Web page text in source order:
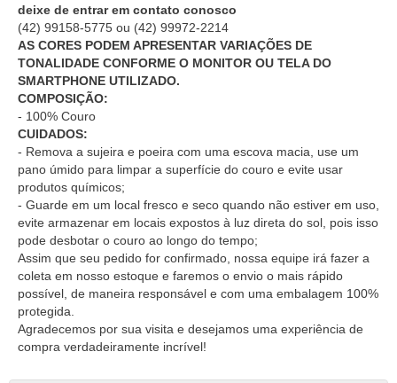
deixe de entrar em contato conosco
(42) 99158-5775 ou (42) 99972-2214
AS CORES PODEM APRESENTAR VARIAÇÕES DE
TONALIDADE CONFORME O MONITOR OU TELA DO
SMARTPHONE UTILIZADO.
COMPOSIÇÃO:
- 100% Couro
CUIDADOS:
- Remova a sujeira e poeira com uma escova macia, use um
pano úmido para limpar a superfície do couro e evite usar
produtos químicos;
- Guarde em um local fresco e seco quando não estiver em uso,
evite armazenar em locais expostos à luz direta do sol, pois isso
pode desbotar o couro ao longo do tempo;
Assim que seu pedido for confirmado, nossa equipe irá fazer a
coleta em nosso estoque e faremos o envio o mais rápido
possível, de maneira responsável e com uma embalagem 100%
protegida.
Agradecemos por sua visita e desejamos uma experiência de
compra verdadeiramente incrível!